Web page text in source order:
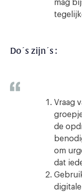
mag
Do´s zijn´s :
Vraag
de
om
dat